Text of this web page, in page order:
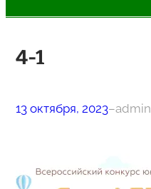
4-1
13 октября, 2023–admin